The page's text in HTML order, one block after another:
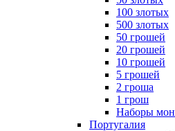
100 злотых
500 злотых
50 грошей
20 грошей
10 грошей
5 грошей
2 гроша
1 грош
Наборы
Португалия